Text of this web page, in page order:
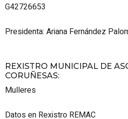
G42726653
Presidenta: Ariana Fernández
REXISTRO MUNICIPAL DE
CORUÑESAS:
Mulleres
Datos en Rexistro REMAC